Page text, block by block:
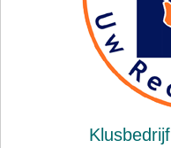
Klusbedrijf